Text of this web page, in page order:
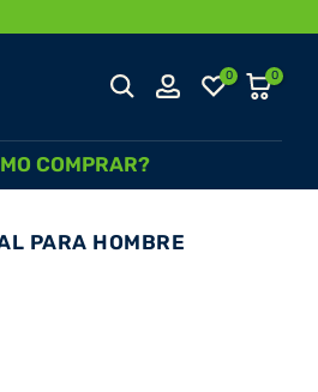
0 0
COMPRAR?
PARA HOMBRE